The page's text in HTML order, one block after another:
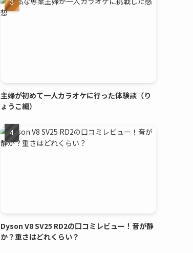
主婦が初めて一人カラオケに行った体験談（り
ょうこ編）
Dyson V8 SV25 RD2の口コミレビュー！音が静
か？重さはどれくらい？